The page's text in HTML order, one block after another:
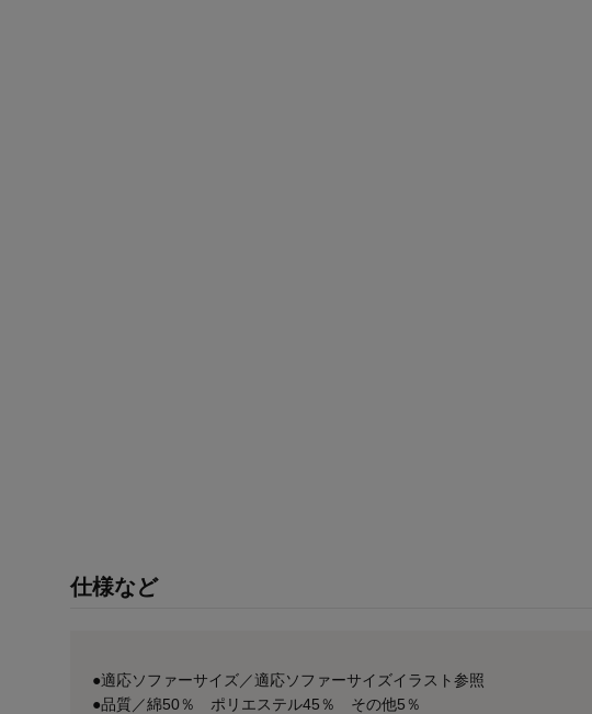
仕様など
●適応ソファーサイズ／適応ソファーサイズイラスト参照
●品質／綿50％ ポリエステル45％ その他5％